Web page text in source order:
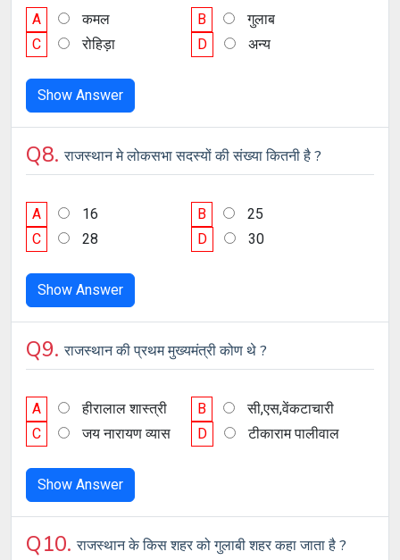
A कमल B
गुलाब
C
रोहिड़ा D अन्य
Show Answer
Q8.राजस्थान मे लोकसभा सदस्यों की संख्या कितनी है ?
A 16 B
25
C
28 D 30
Show Answer
Q9.राजस्थान की प्रथम मुख्यमंत्री कोण थे ?
A हीरालाल शास्त्री B
सी,एस,वेंकटाचारी
C
जय नारायण व्यास D टीकाराम पालीवाल
Show Answer
Q10.राजस्थान के किस शहर को गुलाबी शहर कहा जाता है ?